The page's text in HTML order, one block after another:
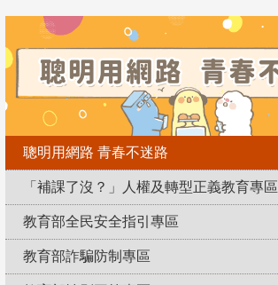
聰明用網路 青春不迷路
「補課了沒？」人權及轉型正義教育專區
教育部全民安全指引專區
教育部詐騙防制專區